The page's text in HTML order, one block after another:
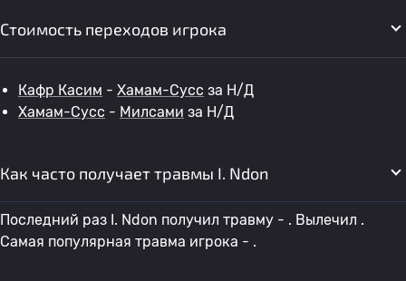
Стоимость переходов игрока
Кафр Касим - Хамам-Сусс за Н/Д
Хамам-Сусс - Милсами за Н/Д
Как часто получает травмы I. Ndon
Последний раз I. Ndon получил травму - . Вылечил .
Самая популярная травма игрока - .